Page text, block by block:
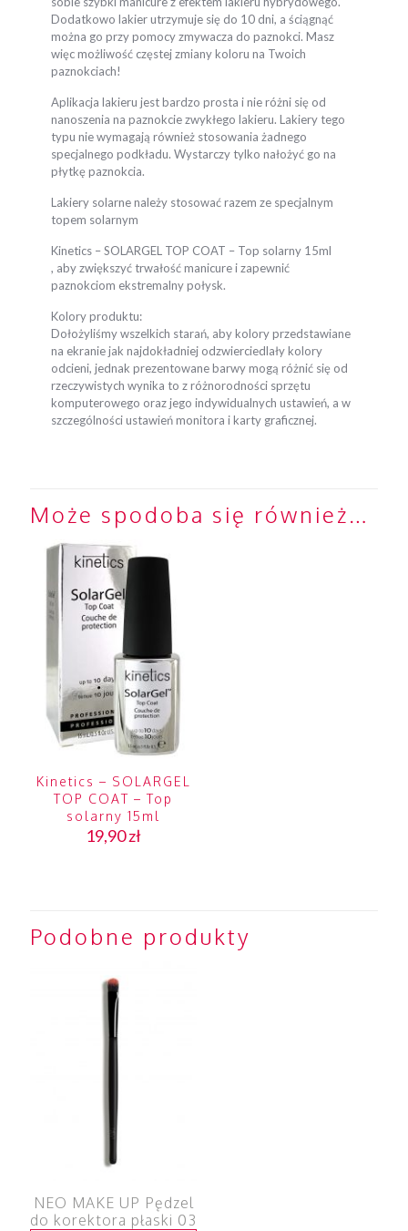
Dodatkowo lakier utrzymuje się do 10 dni, a ściągnąć
można go przy pomocy zmywacza do paznokci. Masz
więc możliwość częstej zmiany koloru na Twoich
paznokciach!
Aplikacja lakieru jest bardzo prosta i nie różni się od
nanoszenia na paznokcie zwykłego lakieru. Lakiery tego
typu nie wymagają również stosowania żadnego
specjalnego podkładu. Wystarczy tylko nałożyć go na
płytkę paznokcia.
Lakiery solarne należy stosować razem ze specjalnym
topem solarnym
Kinetics – SOLARGEL TOP COAT – Top solarny 15ml
, aby zwiększyć trwałość manicure i zapewnić
paznokciom ekstremalny połysk.
Kolory produktu:
Dołożyliśmy wszelkich starań, aby kolory przedstawiane
na ekranie jak najdokładniej odzwierciedlały kolory
odcieni, jednak prezentowane barwy mogą różnić się od
rzeczywistych wynika to z różnorodności sprzętu
komputerowego oraz jego indywidualnych ustawień, a w
szczególności ustawień monitora i karty graficznej.
Może spodoba się również…
Kinetics – SOLARGEL
TOP COAT – Top
solarny 15ml
19,90zł
Podobne produkty
NEO MAKE UP Pędzel
do korektora płaski 03